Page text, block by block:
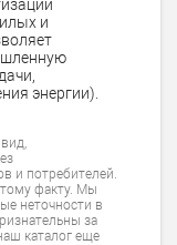
и
энергии).
и потребителей.
факту. Мы
неточности в
за
каталог еще